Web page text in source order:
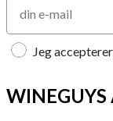
Jeg
WINEGUYS